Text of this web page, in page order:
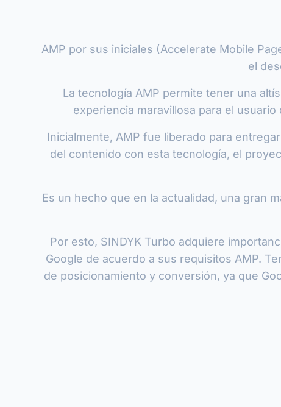
AMP por sus iniciales (Accelerate Mobile
el
La tecnología AMP permite tener una
experiencia maravillosa para el
Inicialmente, AMP fue liberado para
del contenido con esta tecnología, el
Es un hecho que en la actualidad, una gran
Por esto, SINDYK Turbo adquiere
Google de acuerdo a sus requisitos AMP.
de posicionamiento y conversión, ya que